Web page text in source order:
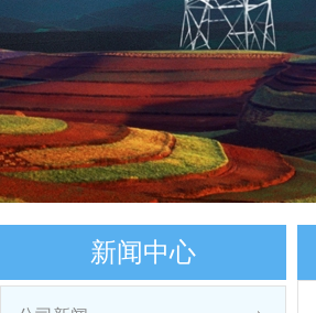
新闻中心